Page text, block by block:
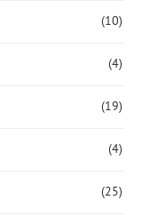
(10)
(4)
(19)
(4)
(25)